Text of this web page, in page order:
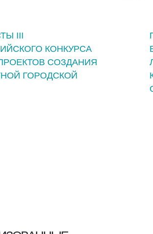
III
КОНКУРСА
СОЗДАНИЯ
ГОРОДСКОЙ